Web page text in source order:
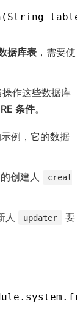
据库表 ，需要使
作这些数据库
条件。
例，它的数据
创建人
creat
人 updater
要